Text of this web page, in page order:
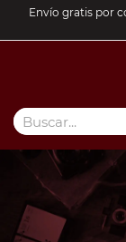
Envío gratis por